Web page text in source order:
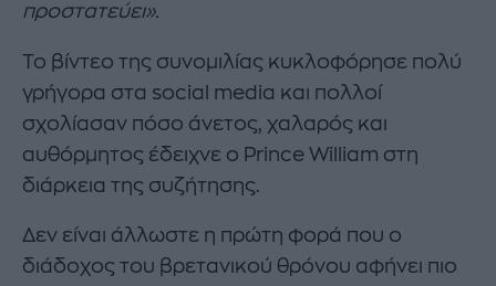
προστατεύει».
Το βίντεο της συνομιλίας κυκλοφόρησε πολύ
γρήγορα στα social media και πολλοί
σχολίασαν πόσο άνετος, χαλαρός και
αυθόρμητος έδειχνε ο Prince William στη
διάρκεια της συζήτησης.
Δεν είναι άλλωστε η πρώτη φορά που ο
διάδοχος του βρετανικού θρόνου αφήνει πιο